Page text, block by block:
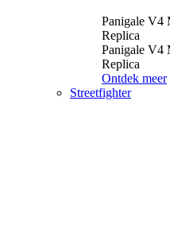
Panigale V4
Replica
Panigale V4
Replica
Ontdek meer
Streetfighter